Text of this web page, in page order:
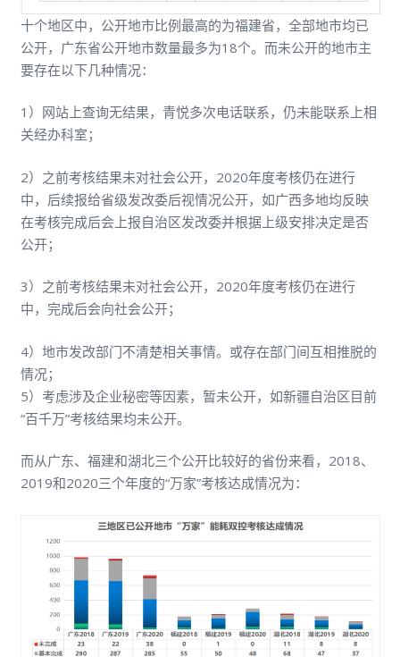
十个地区中，公开地市比例最高的为福建省，全部地市均已
公开，广东省公开地市数量最多为18个。而未公开的地市主
要存在以下几种情况：
1）网站上查询无结果，青悦多次电话联系，仍未能联系上相
关经办科室；
2）之前考核结果未对社会公开，2020年度考核仍在进行
中，后续报给省级发改委后视情况公开，如广西多地均反映
在考核完成后会上报自治区发改委并根据上级安排决定是否
公开；
3）之前考核结果未对社会公开，2020年度考核仍在进行
中，完成后会向社会公开；
4）地市发改部门不清楚相关事情。或存在部门间互相推脱的
情况；
5）考虑涉及企业秘密等因素，暂未公开，如新疆自治区目前
“百千万”考核结果均未公开。
而从广东、福建和湖北三个公开比较好的省份来看，2018、
2019和2020三个年度的“万家”考核达成情况为：